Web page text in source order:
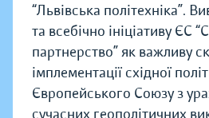
“Львівська політехніка”.
та всебічно ініціативу ЄС
партнерство” як важливу
імплементації східної
Європейського Союзу з
сучасних геополітичних